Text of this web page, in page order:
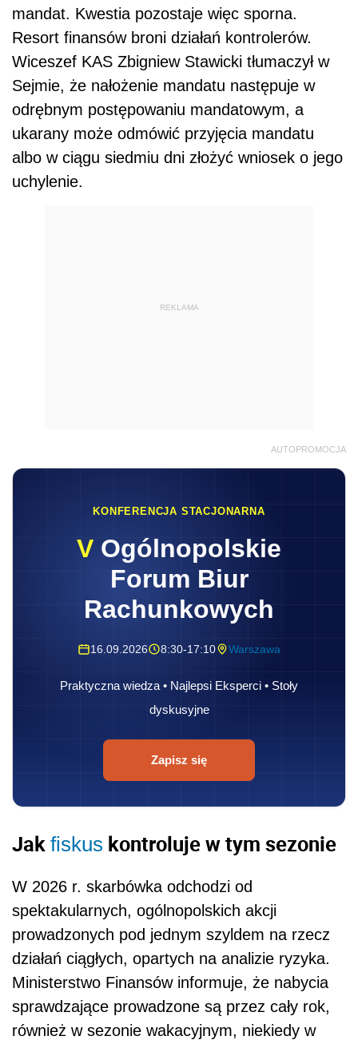
mandat. Kwestia pozostaje więc sporna.
Resort finansów broni działań kontrolerów.
Wiceszef KAS Zbigniew Stawicki tłumaczył w
Sejmie, że nałożenie mandatu następuje w
odrębnym postępowaniu mandatowym, a
ukarany może odmówić przyjęcia mandatu
albo w ciągu siedmiu dni złożyć wniosek o jego
uchylenie.
REKLAMA
AUTOPROMOCJA
KONFERENCJA STACJONARNA
V Ogólnopolskie
Forum Biur
Rachunkowych
16.09.2026 8:30-17:10 Warszawa
Praktyczna wiedza • Najlepsi Eksperci • Stoły
dyskusyjne
Zapisz się
Jak fiskus kontroluje w tym sezonie
W 2026 r. skarbówka odchodzi od
spektakularnych, ogólnopolskich akcji
prowadzonych pod jednym szyldem na rzecz
działań ciągłych, opartych na analizie ryzyka.
Ministerstwo Finansów informuje, że nabycia
sprawdzające prowadzone są przez cały rok,
również w sezonie wakacyjnym, niekiedy w